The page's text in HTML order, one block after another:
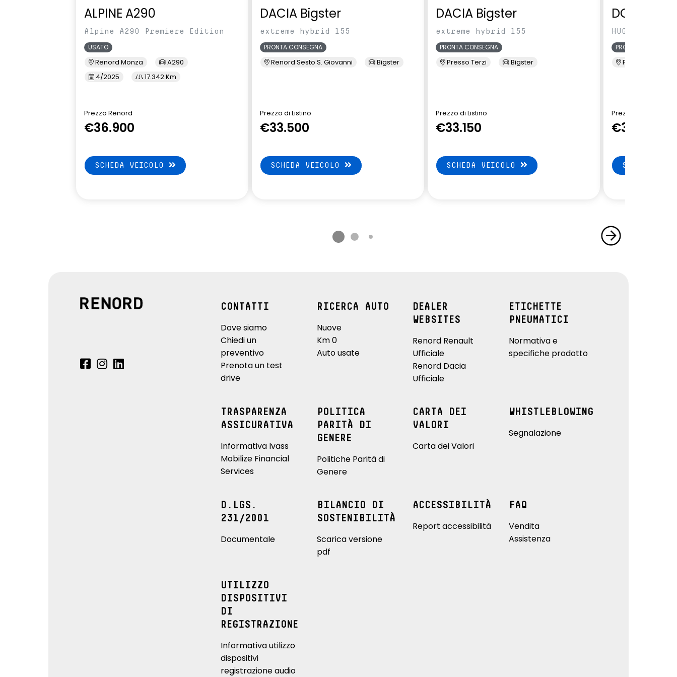
sistema di frenata d'emergenza
volante in pelle
ALPINE A290
Alpine A290 Premiere Edition
USATO
Renord Monza
A290
4/2025
17.342 Km
Prezzo Renord
€36.900
SCHEDA VEICOLO
DACIA Bigster
extreme hybrid 155
PRONTA CONSEGNA
Renord Sesto S. Giovanni Bigster
Prezzo di Listino
€33.500
SCHEDA VEICOLO
DACIA Bigster
extreme hybrid 155
PRONTA CONSEGNA
Presso Terzi Bigster
Prezzo di Listino
€33.150
SCHEDA VEICOLO
HUGE HD120
PRONTA CONSEGNA
Presso Terzi
Prezzo di Listino
€35.649
SCHEDA
CONTATTI
Dove siamo
Chiedi un
preventivo
Prenota un test
drive
RICERCA AUTO
Nuove
Km 0
Auto usate
DEALER
WEBSITES
Renord Renault
Ufficiale
Renord Dacia
Ufficiale
ETICHETTE
PNEUMATICI
Normativa e
specifiche prodotto
TRASPARENZA
ASSICURATIVA
Informativa Ivass
Mobilize Financial
Services
POLITICA
PARITÀ DI
GENERE
Politiche Parità di
Genere
CARTA DEI
VALORI
Carta dei Valori
WHISTLEBLOWING
Segnalazione
D.LGS.
231/2001
Documentale
BILANCIO DI
SOSTENIBILITÀ
Scarica versione
pdf
ACCESSIBILITÀ
Report accessibilità
FAQ
Vendita
Assistenza
UTILIZZO
DISPOSITIVI
DI
REGISTRAZIONE
Informativa utilizzo
dispositivi
registrazione audio